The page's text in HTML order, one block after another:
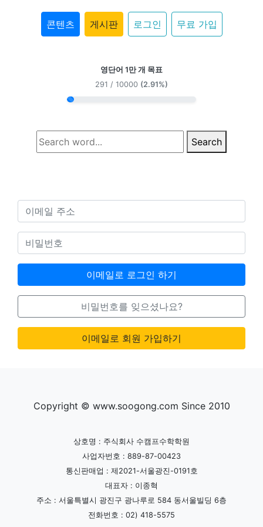
콘텐츠 게시판 로그인 무료 가입
영단어 1만 개 목표
291 / 10000 (2.91%)
Search
이메일로 로그인 하기
비밀번호를 잊으셨나요?
이메일로 회원 가입하기
Copyright © www.soogong.com Since 2010
상호명 : 주식회사 수캠프수학학원
사업자번호 : 889-87-00423
통신판매업 : 제2021-서울광진-0191호
대표자 : 이종혁
주소 : 서울특별시 광진구 광나루로 584 동서울빌딩 6층
전화번호 : 02) 418-5575